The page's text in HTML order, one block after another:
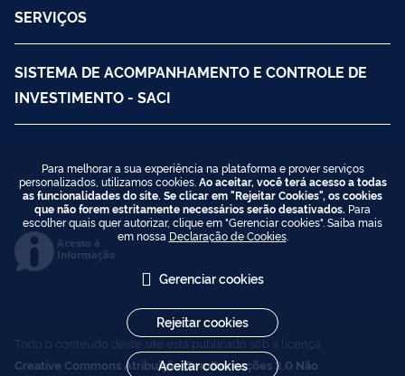
SERVIÇOS
SISTEMA DE ACOMPANHAMENTO E CONTROLE DE
INVESTIMENTO - SACI
Acesso à
Informação
Todo o conteúdo deste site está publicado sob a licença
Creative Commons Atribuição-SemDerivações 3.0 Não
Para melhorar a sua experiência na plataforma e prover serviços
personalizados, utilizamos cookies. Ao aceitar, você terá acesso a todas
as funcionalidades do site. Se clicar em "Rejeitar Cookies", os cookies
que não forem estritamente necessários serão desativados. Para
escolher quais quer autorizar, clique em "Gerenciar cookies". Saiba mais
em nossa Declaração de Cookies.
Gerenciar cookies
Rejeitar cookies
Aceitar cookies